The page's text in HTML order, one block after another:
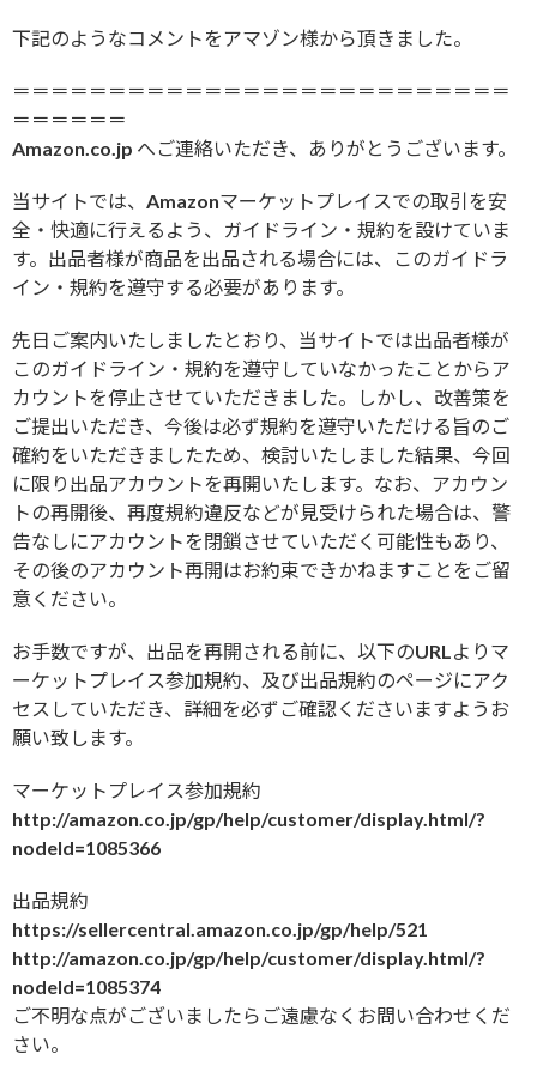
下記のようなコメントをアマゾン様から頂きました。
＝＝＝＝＝＝＝＝＝＝＝＝＝＝＝＝＝＝＝＝＝＝＝＝＝＝
＝＝＝＝＝＝
Amazon.co.jp へご連絡いただき、ありがとうございます。
当サイトでは、Amazonマーケットプレイスでの取引を安
全・快適に行えるよう、ガイドライン・規約を設けていま
す。出品者様が商品を出品される場合には、このガイドラ
イン・規約を遵守する必要があります。
先日ご案内いたしましたとおり、当サイトでは出品者様が
このガイドライン・規約を遵守していなかったことからア
カウントを停止させていただきました。しかし、改善策を
ご提出いただき、今後は必ず規約を遵守いただける旨のご
確約をいただきましたため、検討いたしました結果、今回
に限り出品アカウントを再開いたします。なお、アカウン
トの再開後、再度規約違反などが見受けられた場合は、警
告なしにアカウントを閉鎖させていただく可能性もあり、
その後のアカウント再開はお約束できかねますことをご留
意ください。
お手数ですが、出品を再開される前に、以下のURLよりマ
ーケットプレイス参加規約、及び出品規約のページにアク
セスしていただき、詳細を必ずご確認くださいますようお
願い致します。
マーケットプレイス参加規約
http://amazon.co.jp/gp/help/customer/display.html/?
nodeId=1085366
出品規約
https://sellercentral.amazon.co.jp/gp/help/521
http://amazon.co.jp/gp/help/customer/display.html/?
nodeId=1085374
ご不明な点がございましたらご遠慮なくお問い合わせくだ
さい。